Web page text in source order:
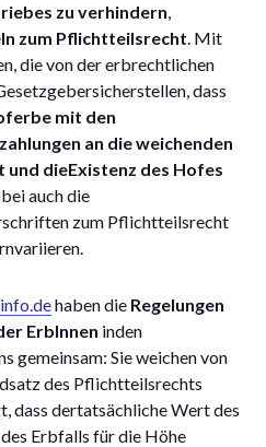
zu verhindern,
zum Pflichtteilsrecht. Mit
die von der erbrechtlichen
dass
mit den
an die weichenden
dieExistenz des Hofes
auch die
zum Pflichtteilsrecht
haben die Regelungen
ErbInnen inden
gemeinsam: Sie weichen von
des Pflichtteilsrechts
dass dertatsächliche Wert des
Erbfalls für die Höhe